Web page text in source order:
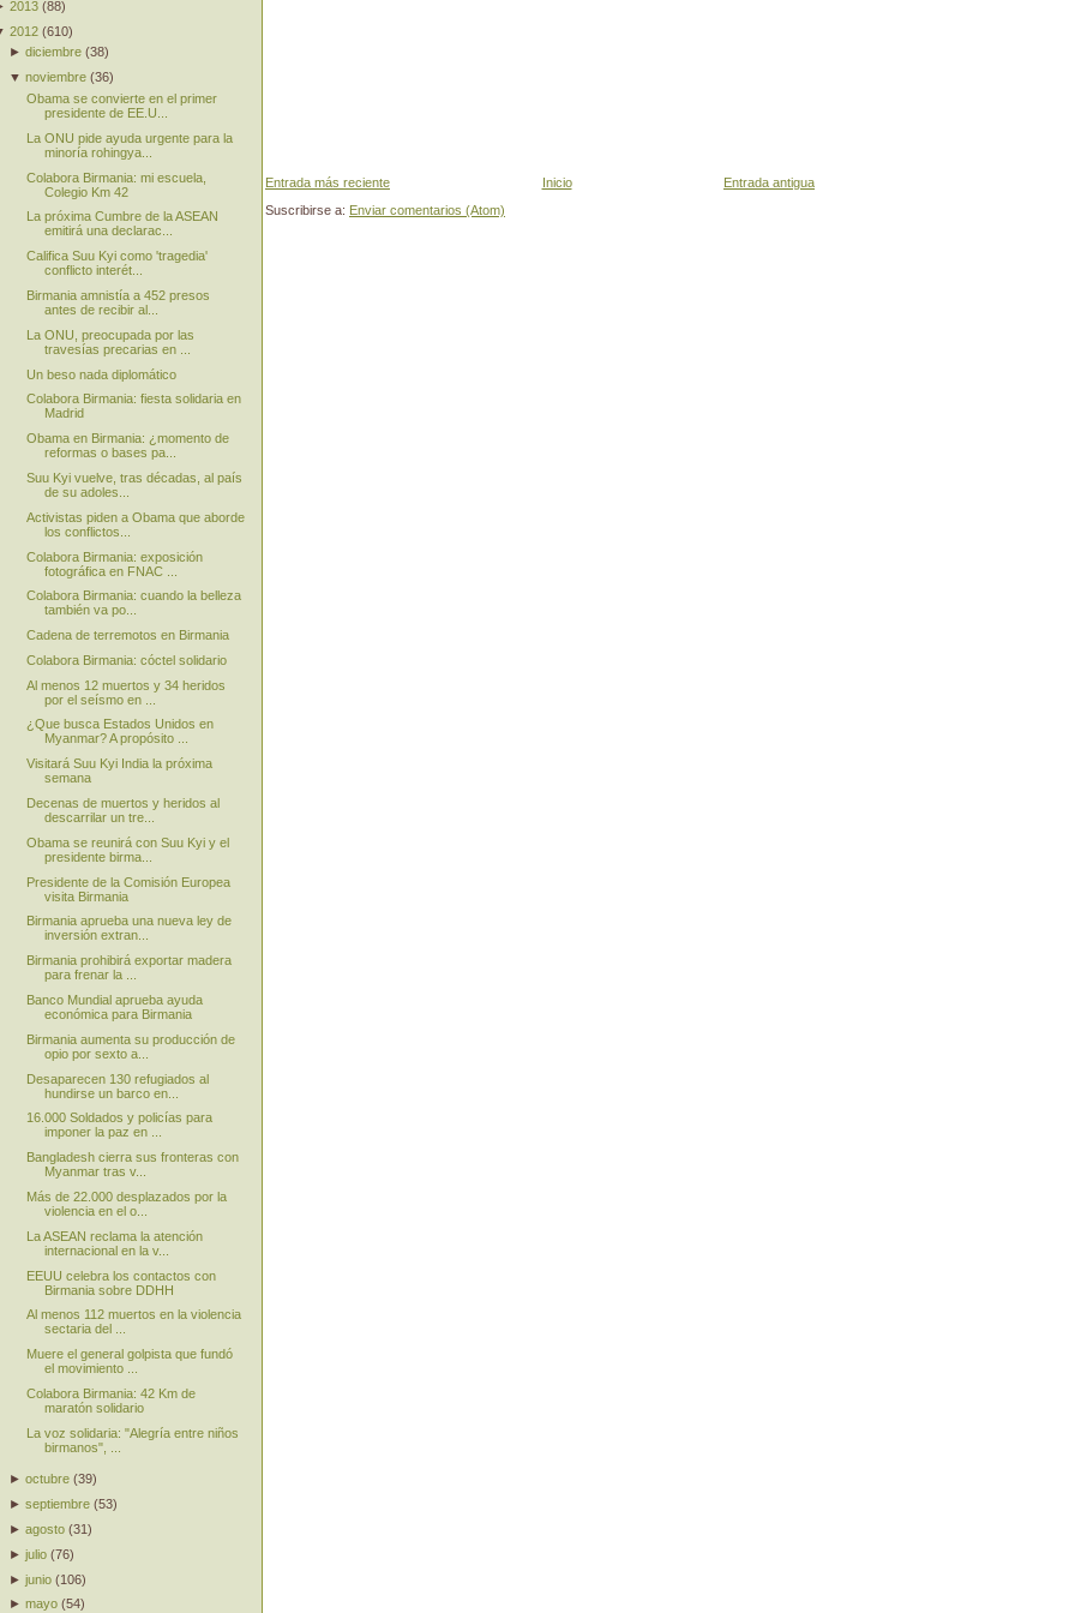
Entrada más reciente Entrada antigua
Inicio
Suscribirse a: Enviar comentarios (Atom)
2013 (88)
2012 (610)
►diciembre (38)
▼noviembre (36)
Obama se convierte en el primer
presidente de EE.U...
La ONU pide ayuda urgente para la
minoría rohingya...
Colabora Birmania: mi escuela,
Colegio Km 42
La próxima Cumbre de la ASEAN
emitirá una declarac...
Califica Suu Kyi como 'tragedia'
conflicto interét...
Birmania amnistía a 452 presos
antes de recibir al...
La ONU, preocupada por las
travesías precarias en ...
Un beso nada diplomático
Colabora Birmania: fiesta solidaria en
Madrid
Obama en Birmania: ¿momento de
reformas o bases pa...
Suu Kyi vuelve, tras décadas, al país
de su adoles...
Activistas piden a Obama que aborde
los conflictos...
Colabora Birmania: exposición
fotográfica en FNAC ...
Colabora Birmania: cuando la belleza
también va po...
Cadena de terremotos en Birmania
Colabora Birmania: cóctel solidario
Al menos 12 muertos y 34 heridos
por el seísmo en ...
¿Que busca Estados Unidos en
Myanmar? A propósito ...
Visitará Suu Kyi India la próxima
semana
Decenas de muertos y heridos al
descarrilar un tre...
Obama se reunirá con Suu Kyi y el
presidente birma...
Presidente de la Comisión Europea
visita Birmania
Birmania aprueba una nueva ley de
inversión extran...
Birmania prohibirá exportar madera
para frenar la ...
Banco Mundial aprueba ayuda
económica para Birmania
Birmania aumenta su producción de
opio por sexto a...
Desaparecen 130 refugiados al
hundirse un barco en...
16.000 Soldados y policías para
imponer la paz en ...
Bangladesh cierra sus fronteras con
Myanmar tras v...
Más de 22.000 desplazados por la
violencia en el o...
La ASEAN reclama la atención
internacional en la v...
EEUU celebra los contactos con
Birmania sobre DDHH
Al menos 112 muertos en la violencia
sectaria del ...
Muere el general golpista que fundó
el movimiento ...
Colabora Birmania: 42 Km de
maratón solidario
La voz solidaria: "Alegría entre niños
birmanos", ...
►octubre (39)
►septiembre (53)
►agosto (31)
►julio (76)
►junio (106)
►mayo (54)